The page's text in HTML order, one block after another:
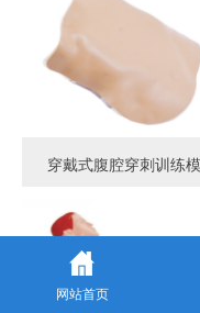
穿戴式腹腔穿刺训练
网站首页